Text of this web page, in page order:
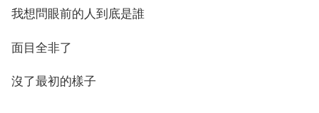
我想問眼前的人到底是誰
面目全非了
沒了最初的樣子